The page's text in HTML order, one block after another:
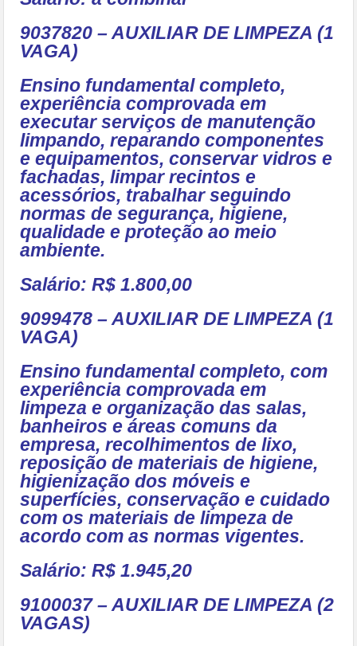
9037820 – AUXILIAR DE LIMPEZA (1
VAGA)
Ensino fundamental completo,
experiência comprovada em
executar serviços de manutenção
limpando, reparando componentes
e equipamentos, conservar vidros e
fachadas, limpar recintos e
acessórios, trabalhar seguindo
normas de segurança, higiene,
qualidade e proteção ao meio
ambiente.
Salário: R$ 1.800,00
9099478 – AUXILIAR DE LIMPEZA (1
VAGA)
Ensino fundamental completo, com
experiência comprovada em
limpeza e organização das salas,
banheiros e áreas comuns da
empresa, recolhimentos de lixo,
reposição de materiais de higiene,
higienização dos móveis e
superfícies, conservação e cuidado
com os materiais de limpeza de
acordo com as normas vigentes.
Salário: R$ 1.945,20
9100037 – AUXILIAR DE LIMPEZA (2
VAGAS)